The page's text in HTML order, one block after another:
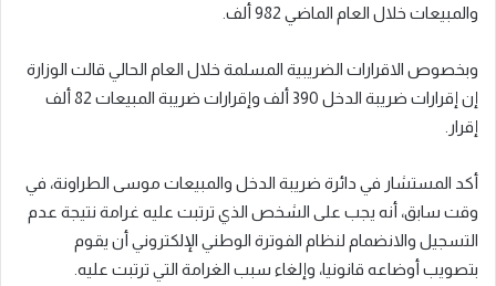
والمبيعات خلال العام الماضي 982 ألف.
وبخصوص الاقرارات الضريبية المسلمة خلال العام الحالي قالت الوزارة
إن إقرارات ضريبة الدخل 390 ألف وإقرارات ضريبة المبيعات 82 ألف
إقرار.
أكد المستشار في دائرة ضريبة الدخل والمبيعات موسى الطراونة، في
وقت سابق، أنه يجب على الشخص الذي ترتبت عليه غرامة نتيجة عدم
التسجيل والانضمام لنظام الفوترة الوطني الإلكتروني أن يقوم
بتصويب أوضاعه قانونيا، وإلغاء سبب الغرامة التي ترتبت عليه.